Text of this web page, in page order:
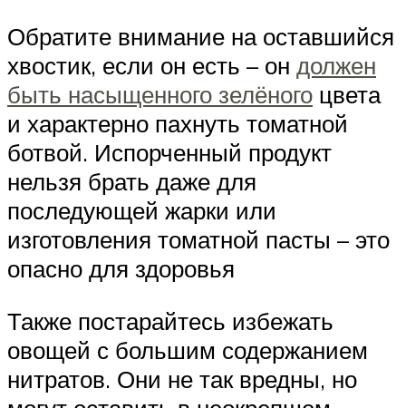
Обратите внимание на оставшийся
хвостик, если он есть – он должен
быть насыщенного зелёного цвета
и характерно пахнуть томатной
ботвой. Испорченный продукт
нельзя брать даже для
последующей жарки или
изготовления томатной пасты – это
опасно для здоровья
Также постарайтесь избежать
овощей с большим содержанием
нитратов. Они не так вредны, но